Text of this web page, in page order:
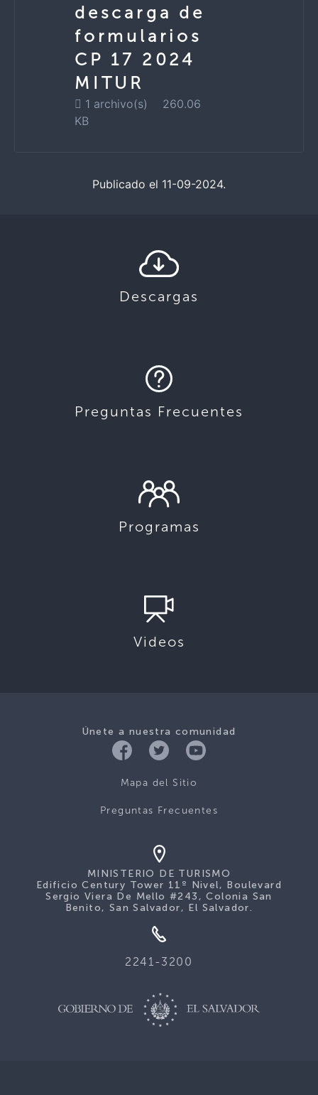
descarga de
formularios
CP 17 2024
MITUR
1 archivo(s)
260.06
KB
Publicado el 11-09-2024.
Descargas
Preguntas Frecuentes
Programas
Videos
Únete a nuestra comunidad
Mapa del Sitio
Preguntas Frecuentes
MINISTERIO DE TURISMO
Edificio Century Tower 11º Nivel, Boulevard
Sergio Viera De Mello #243, Colonia San
Benito, San Salvador, El Salvador.
2241-3200